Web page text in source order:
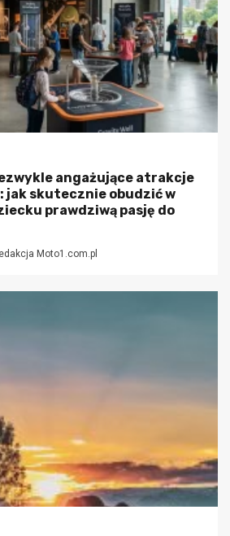
angażujące atrakcje
jak skutecznie obudzić w
prawdziwą pasję do
Moto1.com.pl